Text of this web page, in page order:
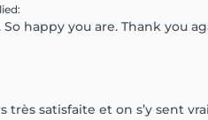
:
happy you are. Thank you
très satisfaite et on s’y sent